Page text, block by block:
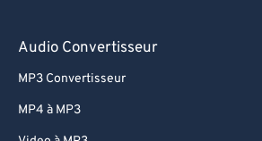
Audio Convertisseur
MP3 Convertisseur
MP4 à MP3